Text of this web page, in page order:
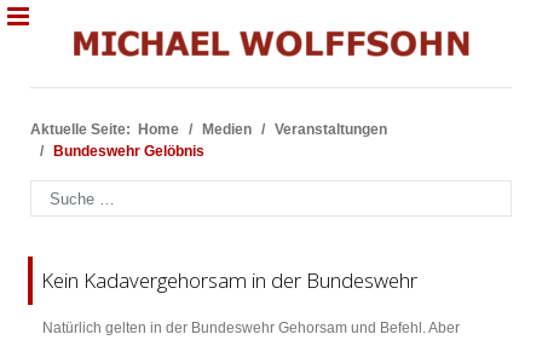
Aktuelle Seite: Home Medien
Veranstaltungen
Bundeswehr Gelöbnis
Suchen
Kein Kadavergehorsam in der Bundeswehr
Natürlich gelten in der Bundeswehr Gehorsam und Befehl. Aber